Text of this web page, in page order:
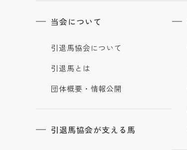
当会について
引退馬協会について
引退馬とは
団体概要・情報公開
引退馬協会が支える馬